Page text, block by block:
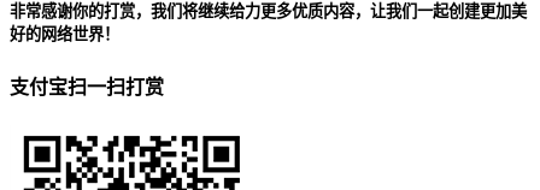
非常感谢你的打赏，我们将继续给力更多优质内容，让我们一起创建更加美
好的网络世界！
支付宝扫一扫打赏